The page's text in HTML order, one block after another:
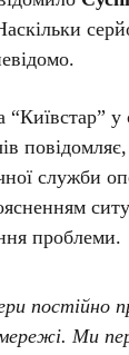
“Київстар”
служби
проблеми.
постійно
Ми